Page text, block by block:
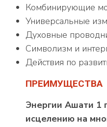
Комбинирующие
Универсальные
Духовные
Символизм и
Действия по
ПРЕИМУЩЕСТВА
Энергии Ашати 1
исцелению на